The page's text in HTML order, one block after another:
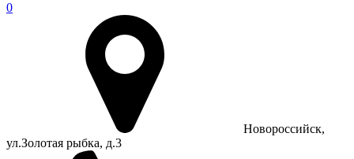
0
Новороссийск,
ул.Золотая рыбка, д.3